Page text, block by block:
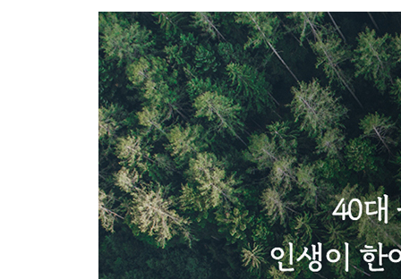
그들이 지금의 위치까지 올 수 있었던 이유
미래를 만들어가는 사람은 나 자신뿐
chapter 3. 그렇게 진짜 나를 다시 만난다
삶을 살아가는 데 필요한 여섯 가지 자본
왜 이 나이에 정체성을 생각해야 하는가
전체의 인생 속에서 발견하는 정체성
“지금 꿈은 뭐야?”라고 아이가 묻는다면
후회하고 싶지 않다면 도전하라
인생은 중요한 기로에서 내린 선택들로 이루어진다